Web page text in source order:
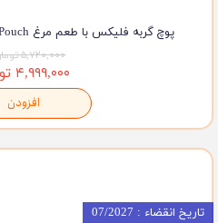
پوچ گربه فلیکس با طعم مرغ Felix Cat Pouch بسته 26 عددی
۵,۷۲۰,۰۰۰ تومان
۴,۹۹۹,۰۰۰ تومان
افزودن
تاریخ انقضاء : 07/2027